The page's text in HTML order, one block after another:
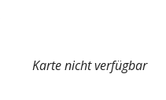
Karte nicht verfügbar